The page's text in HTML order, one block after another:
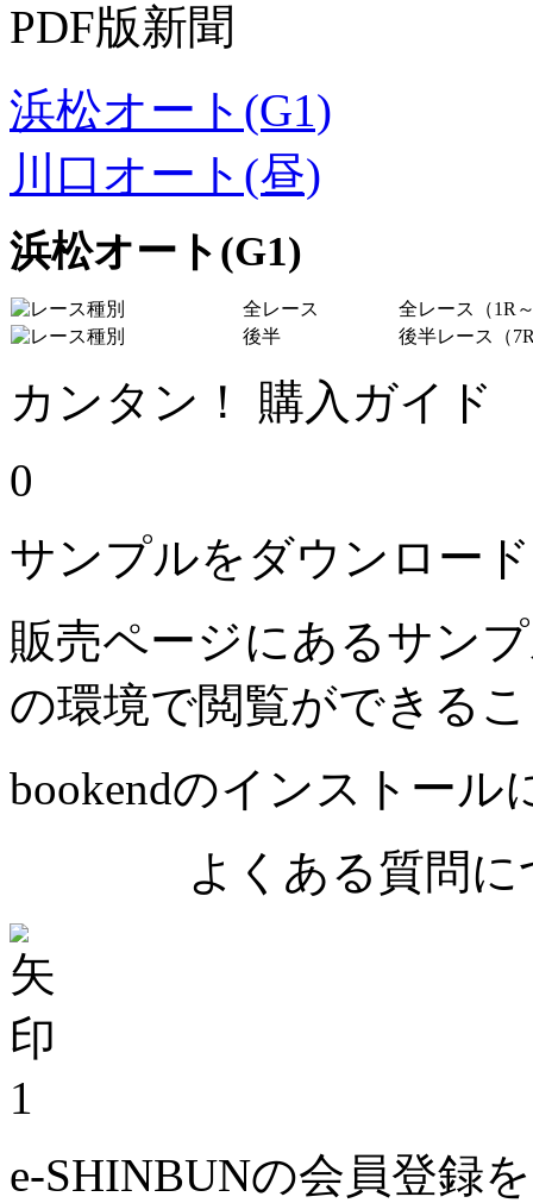
PDF版新聞
浜松オート(G1)
川口オート(昼)
浜松オート(G1)
全レース
全レース（1R
後半
後半レース（
カンタン！ 購入ガイド
0
サンプルをダウンロー
販売ページにあるサン
の環境で閲覧ができる
bookendのインストール
よくある質問に
1
e-SHINBUNの会員登録